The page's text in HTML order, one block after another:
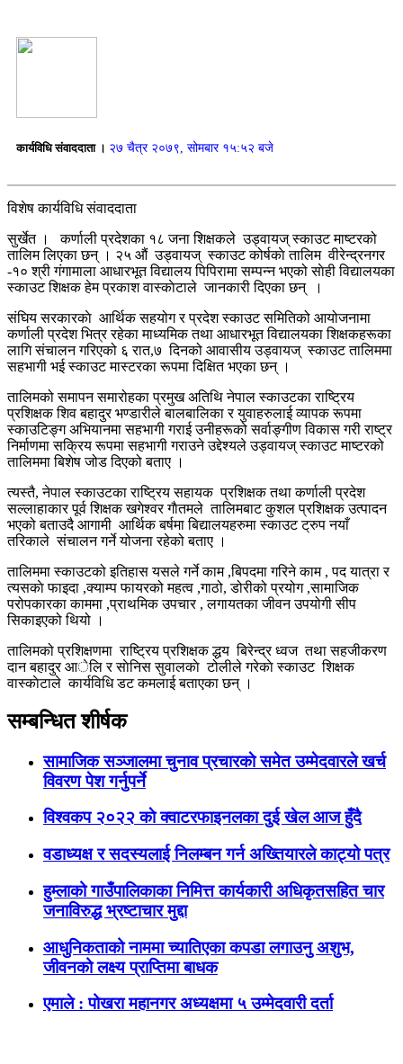
कार्यविधि संवाददाता । २७ चैत्र २०७९, सोमबार १५:५२ बजे
विशेष कार्यविधि संवाददाता
सुर्खेत । कर्णाली प्रदेशका १८ जना शिक्षकले उड्वायज् स्काउट माष्टरको
तालिम लिएका छन् । २५ औं उड्वायज् स्काउट कोर्षकाे तालिम वीरेन्द्रनगर
-१० श्री गंगामाला आधारभूत विद्यालय पिपिरामा सम्पन्न भएको साेही विद्यालयका
स्काउट शिक्षक हेम प्रकाश वास्काेटाले जानकारी दिएका छन् ।
संघिय सरकारकाे आर्थिक सहयोग र प्रदेश स्काउट समितिको आयोजनामा
कर्णाली प्रदेश भित्र रहेका माध्यमिक तथा आधारभूत विद्यालयका शिक्षकहरूका
लागि संचालन गरिएको ६ रात,७ दिनको आवासीय उड्वायज् स्काउट तालिममा
सहभागी भई स्काउट मास्टरका रूपमा दिक्षित भएका छन् ।
तालिमको समापन समारोहका प्रमुख अतिथि नेपाल स्काउटका राष्ट्रिय
प्रशिक्षक शिव बहादुर भण्डारीले बालबालिका र युवाहरुलाई व्यापक रूपमा
स्काउटिङ्ग अभियानमा सहभागी गराई उनीहरूको सर्वाङ्गीण विकास गरी राष्ट्र
निर्माणमा सक्रिय रूपमा सहभागी गराउने उद्देश्यले उड्वायज् स्काउट माष्टरको
तालिममा बिशेष जोड दिएको बताए ।
त्यस्तै, नेपाल स्काउटका राष्ट्रिय सहायक प्रशिक्षक तथा कर्णाली प्रदेश
सल्लाहाकार पूर्व शिक्षक खगेश्वर गाैतमले तालिमबाट कुशल प्रशिक्षक उत्पादन
भएको बताउदै आगामी आर्थिक बर्षमा बिद्यालयहरुमा स्काउट ट्रुप नयाँ
तरिकाले संचालन गर्ने योजना रहेको बताए ।
तालिममा स्काउटको इतिहास यसले गर्ने काम ,बिपदमा गरिने काम , पद यात्रा र
त्यसकाे फाइदा ,क्याम्प फायरको महत्व ,गाठो, डोरीको प्रयोग ,सामाजिक
परोपकारका काममा ,प्राथमिक उपचार , लगायतका जीवन उपयोगी सीप
सिकाइएको थियो ।
तालिमको प्रशिक्षणमा राष्ट्रिय प्रशिक्षक द्धय बिरेन्द्र ध्वज तथा सहजीकरण
दान बहादुर आेलि र साेनिस सुवालकाे टोलीले गरेकाे स्काउट शिक्षक
वास्काेटाले कार्यविधि डट कमलाई बताएका छन् ।
सम्बन्धित शीर्षक
सामाजिक सञ्जालमा चुनाव प्रचारकाे समेत उम्मेदवारले खर्च
विवरण पेश गर्नुपर्ने
विश्वकप २०२२ काे क्वाटरफाइनलका दुई खेल आज हुँदै
वडाध्यक्ष र सदस्यलाई निलम्बन गर्न अख्तियारले काट्यो पत्र
हुम्लाको गाउँपालिकाका निमित्त कार्यकारी अधिकृतसहित चार
जनाविरुद्ध भ्रष्टाचार मुद्दा
आधुनिकताको नाममा च्यातिएका कपडा लगाउनु अशुभ,
जीवनको लक्ष्य प्राप्तिमा बाधक
एमाले : पोखरा महानगर अध्यक्षमा ५ उम्मेदवारी दर्ता